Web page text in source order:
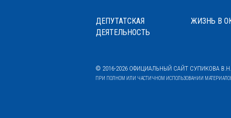
ДЕПУТАТСКАЯ
ДЕЯТЕЛЬНОСТЬ
ЖИЗНЬ В
© 2016-2026 ОФИЦИАЛЬНЫЙ САЙТ СУПИКОВА В.Н.
ПРИ ПОЛНОМ ИЛИ ЧАСТИЧНОМ ИСПОЛЬЗОВАНИИ МАТЕРИАЛОВ